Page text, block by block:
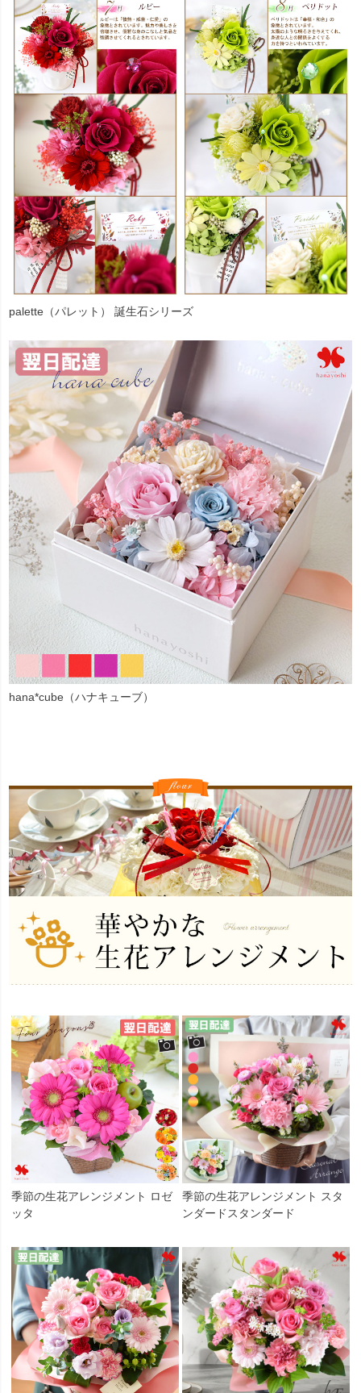
palette（パレット） 誕生石シリーズ
hana*cube（ハナキューブ）
季節の生花アレンジメント ロゼ
ッタ
季節の生花アレンジメント スタ
ンダードスタンダード